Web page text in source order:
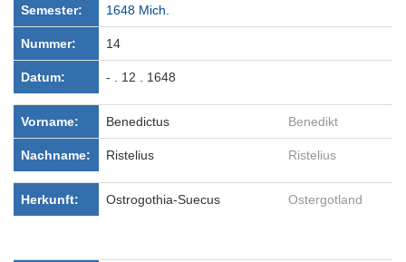
Semester: 1648 Mich.
Nummer: 14
Datum: - . 12 . 1648
Vorname: Benedictus Benedikt
Nachname: Ristelius Ristelius
Herkunft: Ostrogothia-Suecus Ostergotland